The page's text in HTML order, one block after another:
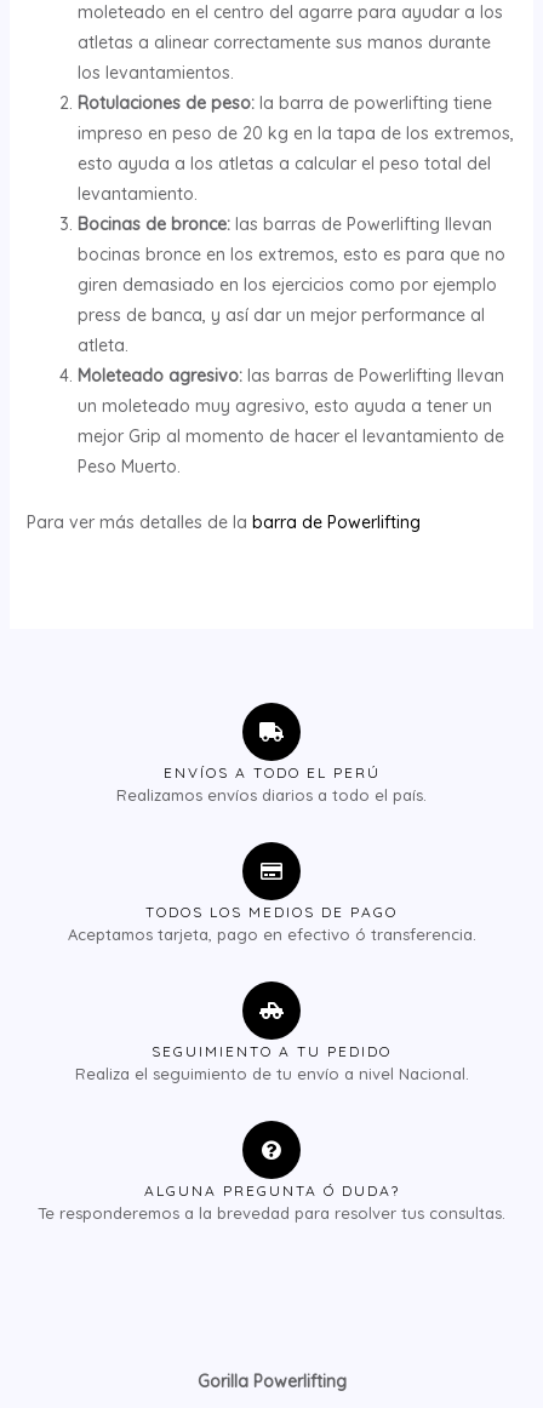
moleteado en el centro del agarre para ayudar a los
atletas a alinear correctamente sus manos durante
los levantamientos.
Rotulaciones de peso:la barra de powerlifting tiene
impreso en peso de 20 kg en la tapa de los extremos,
esto ayuda a los atletas a calcular el peso total del
levantamiento.
Bocinas de bronce:las barras de Powerlifting llevan
bocinas bronce en los extremos, esto es para que no
giren demasiado en los ejercicios como por ejemplo
press de banca, y así dar un mejor performance al
atleta.
Moleteado agresivo: las barras de Powerlifting llevan
un moleteado muy agresivo, esto ayuda a tener un
mejor Grip al momento de hacer el levantamiento de
Peso Muerto.
Para ver más detalles de la barra de Powerlifting
ENVÍOS A TODO EL PERÚ
Realizamos envíos diarios a todo el país.
TODOS LOS MEDIOS DE PAGO
Aceptamos tarjeta, pago en efectivo ó transferencia.
SEGUIMIENTO A TU PEDIDO
Realiza el seguimiento de tu envío a nivel Nacional.
ALGUNA PREGUNTA Ó DUDA?
Te responderemos a la brevedad para resolver tus consultas.
Gorilla Powerlifting